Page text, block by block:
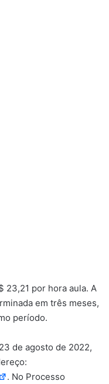
23,21 por hora aula. A
em três meses,
período.
de agosto de 2022,
. No Processo